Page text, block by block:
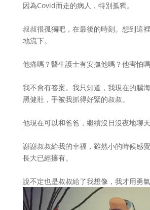
因為Covid而走的病人，特別孤獨。
叔叔很孤獨吧，在最後的時刻。想到這
地流下。
他痛嗎？醫生護士有安撫他嗎？他害怕
我不會有答案。我只知道，我現在的腦
黑健壯，手被我抓得好緊的叔叔。
他現在可以和爸爸，繼續沒日沒夜地聊天
謝謝叔叔給我的幸福，雖然小的時候感
長大已經擁有。
說不定也是叔叔給了我想像，我才用勇氣